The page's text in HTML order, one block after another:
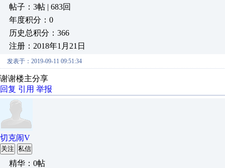
帖子：3帖 | 683回
年度积分：0
历史总积分：366
注册：2018年1月21日
发表于：2019-09-11 09:51:34
谢谢楼主分享
回复 引用 举报
切克闹V
关注 私信
精华：0帖